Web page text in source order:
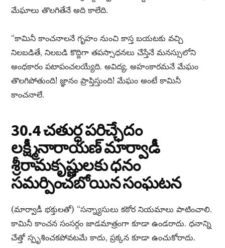
మేఘాలు తొలగితేనే అది కాలేది.
“కామినీ కాంచనాలనే గృహం నుంచి కాస్త బయటకు వచ్చి
నిలబడితే, నిలబడి కొద్దిగా తపస్సాధనలు చేస్తేనే మనస్సులోని
అంధకారం పటాపంచలయ్యేది. అవిద్య, అహంకారమనే మేఘం
తొలగిపోతుంది! జ్ఞానం ప్రాప్తిస్తుంది! మేఘం అంటే కామినీ
కాంచనాలే.
30.4 చతుర్ధ పరిచ్ఛేదం
లక్ష్మీనారాయణ్ మార్వాడీ
శ్రీరామకృష్ణులకు ధనం
సమర్పించబోయిన సంఘటన
(మార్వాడీ భక్తులతో) “సన్న్యాసులు కఠోర నియమాలు పాటించాలి.
కామినీ కాంచన సంసర్గం జాడమాత్రంగా కూడా ఉండరాదు. ధనాన్ని
చేత్తో స్పృశించకపోవటమే కాదు, ప్రక్కన కూడా ఉంచుకోరాదు.